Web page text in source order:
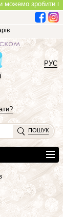
зробити
РУС
ПОШУК